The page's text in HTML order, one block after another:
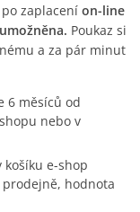
zaplacení on-line
Poukaz si
a za pár minut
6 měsíců od
nebo v
košíku e-shop
hodnota